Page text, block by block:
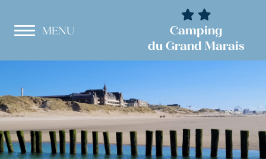
MENU
Camping
du Grand Marais